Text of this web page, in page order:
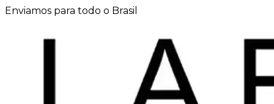
Enviamos para todo o Brasil